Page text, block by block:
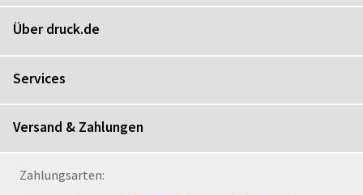
Über druck.de
Services
Versand & Zahlungen
Zahlungsarten: